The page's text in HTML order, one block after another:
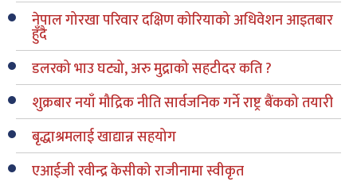
नेपाल गोरखा परिवार दक्षिण कोरियाको अधिवेशन आइतबार
हुँदै
डलरको भाउ घट्यो, अरु मुद्राको सहटीदर कति ?
शुक्रबार नयाँ मौद्रिक नीति सार्वजनिक गर्ने राष्ट्र बैंकको तयारी
बृद्धाश्रमलाई खाद्यान्न सहयोग
एआईजी रवीन्द्र केसीको राजीनामा स्वीकृत